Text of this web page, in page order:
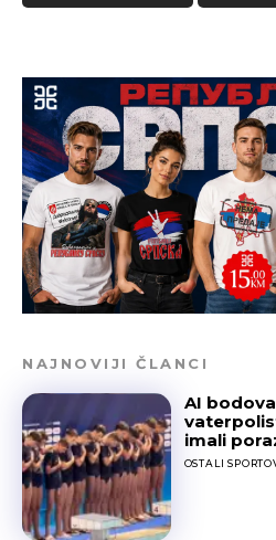
NAJNOVIJI ČLANCI
AI
imali
OSTALI